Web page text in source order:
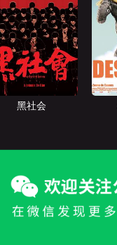
黑社会